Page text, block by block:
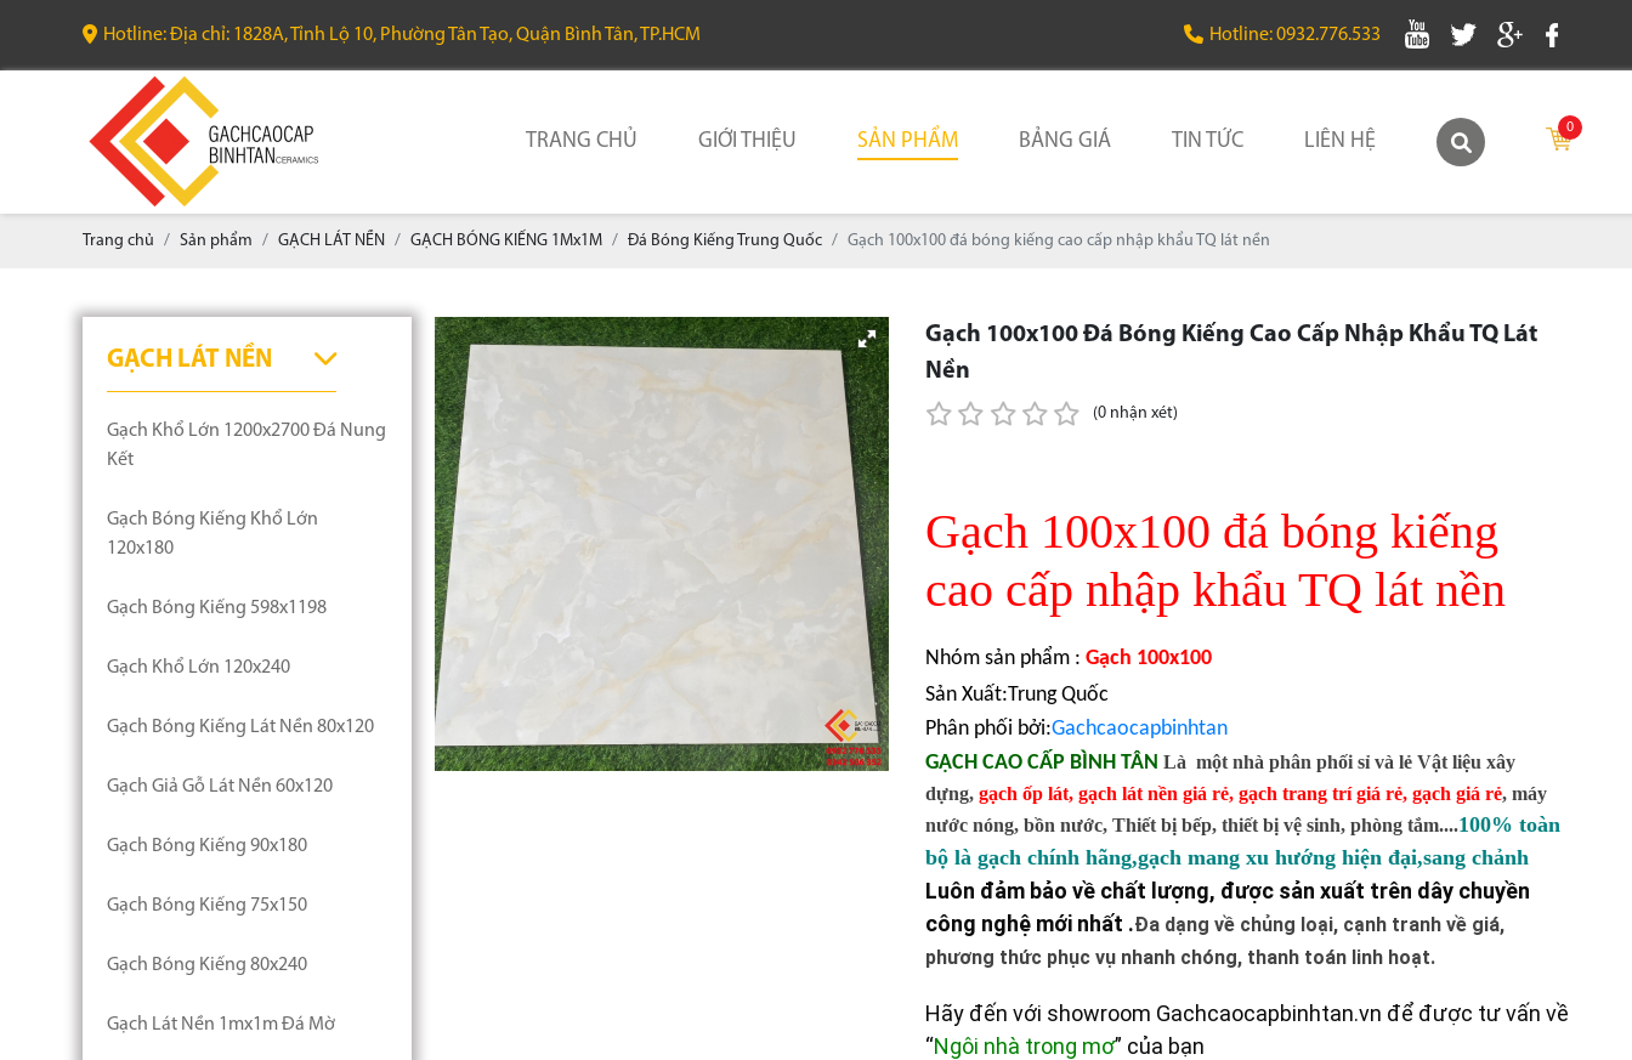
Hotline: Địa chỉ: 1828A, Tỉnh Lộ 10, Phường Tân Tạo, Quận Bình Tân, TP.HCM Hotline: 0932.776.533
TRANG CHỦ GIỚI THIỆU SẢN PHẨM BẢNG GIÁ TIN TỨC LIÊN HỆ
0
Trang chủ Sản phẩm GẠCH LÁT NỀN GẠCH BÓNG KIẾNG 1Mx1M Đá Bóng Kiếng Trung Quốc Gạch 100x100 đá bóng kiếng cao cấp nhập khẩu TQ lát nền
GẠCH LÁT NỀN
Gạch Khổ Lớn 1200x2700 Đá Nung
Kết
Gạch Bóng Kiếng Khổ Lớn
120x180
Gạch Bóng Kiếng 598x1198
Gạch Khổ Lớn 120x240
Gạch Bóng Kiếng Lát Nền 80x120
Gạch Giả Gỗ Lát Nền 60x120
Gạch Bóng Kiếng 90x180
Gạch Bóng Kiếng 75x150
Gạch Bóng Kiếng 80x240
Gạch Lát Nền 1mx1m Đá Mờ
Gạch 100x100 Đá Bóng Kiếng Cao Cấp Nhập Khẩu TQ Lát
Nền
(0 nhận xét)
Gạch 100x100 đá bóng kiếng
cao cấp nhập khẩu TQ lát nền
Nhóm sản phẩm :Gạch 100x100
Sản Xuất:Trung Quốc
Phân phối bởi:Gachcaocapbinhtan
GẠCH CAO CẤP BÌNH TÂN Là một nhà phân phối sỉ và lẻ Vật liệu xây
dựng,gạch ốp lát,gạch lát nền giá rẻ,gạch trang trí giá rẻ,gạch giá rẻ, máy
nước nóng, bồn nước, Thiết bị bếp, thiết bị vệ sinh, phòng tắm....100% toàn
bộ là gạch chính hãng,gạch mang xu hướng hiện đại,sang chảnh
Luôn đảm bảo về chất lượng, được sản xuất trên dây chuyền
công nghệ mới nhất .Đa dạng về chủng loại, cạnh tranh về giá,
phương thức phục vụ nhanh chóng, thanh toán linh hoạt.
Hãy đến với showroom Gachcaocapbinhtan.vn để được tư vấn về
“Ngôi nhà trong mơ” của bạn